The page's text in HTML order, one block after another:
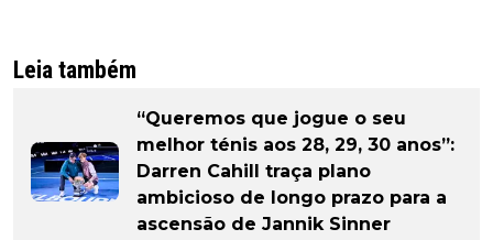
Leia também
“Queremos que jogue o seu
melhor ténis aos 28, 29, 30 anos”:
Darren Cahill traça plano
ambicioso de longo prazo para a
ascensão de Jannik Sinner